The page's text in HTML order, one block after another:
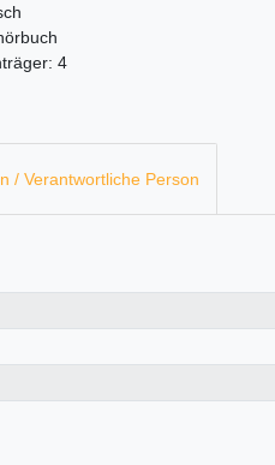
4
/ Verantwortliche Person